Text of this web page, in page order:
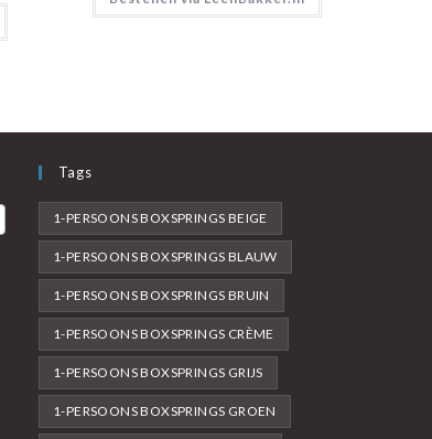
Tags
1-PERSOONS BOXSPRINGS BEIGE
1-PERSOONS BOXSPRINGS BLAUW
1-PERSOONS BOXSPRINGS BRUIN
1-PERSOONS BOXSPRINGS CRÈME
1-PERSOONS BOXSPRINGS GRIJS
1-PERSOONS BOXSPRINGS GROEN